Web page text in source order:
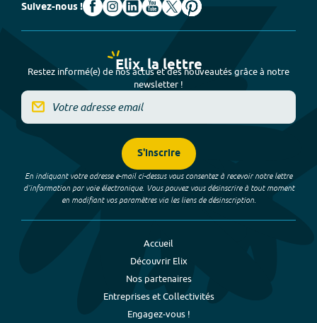
Suivez-nous !
Elix, la lettre
Restez informé(e) de nos actus et des nouveautés grâce à notre
newsletter !
S'inscrire
En indiquant votre adresse e-mail ci-dessus vous consentez à recevoir notre lettre
d’information par voie électronique. Vous pouvez vous désinscrire à tout moment
en modifiant vos paramètres via les liens de désinscription.
Accueil
Découvrir Elix
Nos partenaires
Entreprises et Collectivités
Engagez-vous !